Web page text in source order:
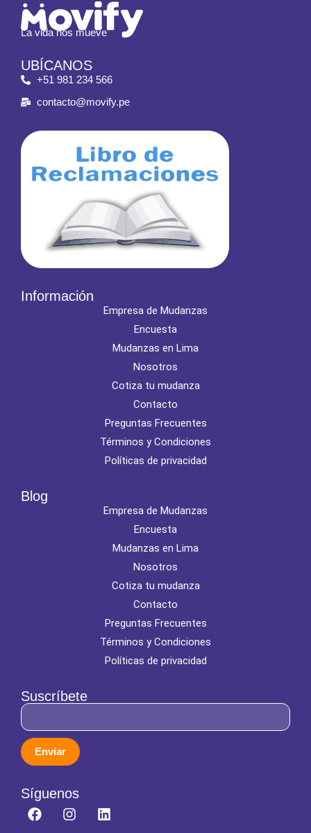
La vida nos mueve
UBÍCANOS
+51 981 234 566
contacto@movify.pe
Información
Empresa de Mudanzas
Encuesta
Mudanzas en Lima
Nosotros
Cotiza tu mudanza
Contacto
Preguntas Frecuentes
Términos y Condiciones
Políticas de privacidad
Blog
Empresa de Mudanzas
Encuesta
Mudanzas en Lima
Nosotros
Cotiza tu mudanza
Contacto
Preguntas Frecuentes
Términos y Condiciones
Políticas de privacidad
Suscríbete
Enviar
Síguenos